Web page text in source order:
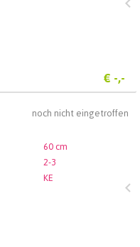
€ -,-
noch nicht eingetroffen
60 cm
2-3
KE